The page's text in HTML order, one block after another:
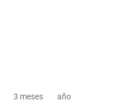
3 meses año